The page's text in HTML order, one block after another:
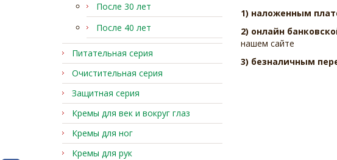
После 30 лет
После 40 лет
Питательная серия
Очистительная серия
Защитная серия
Кремы для век и вокруг глаз
Кремы для ног
Кремы для рук
1) наложенным
2) онлайн
нашем сайте
3) безналичным